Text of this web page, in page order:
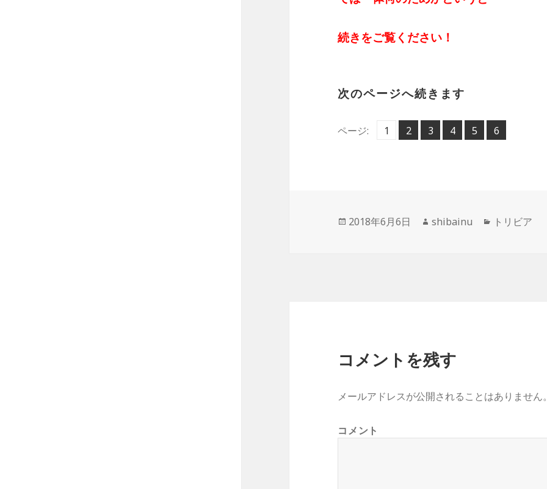
続きをご覧ください！
次のページへ続きます
ページ:
ペ
1 ,
ペ
2 ,
ペ
3 ,
ペ
4 ,
ペ
5 ,
ペ
6
投
2018年6月6日
作
shibainu
カ
トリビア
コメントを残す
メールアドレスが公開されることはありません。
コメント